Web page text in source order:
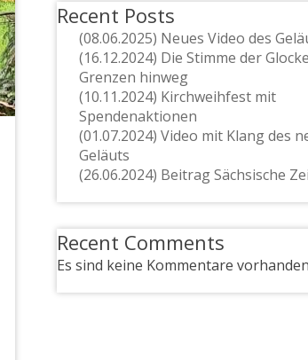
Recent Posts
(08.06.2025) Neues Video des
(16.12.2024) Die Stimme der
Grenzen hinweg
(10.11.2024) Kirchweihfest mit
Spendenaktionen
(01.07.2024) Video mit Klang des
Geläuts
(26.06.2024) Beitrag Sächsische
Recent Comments
Es sind keine Kommentare